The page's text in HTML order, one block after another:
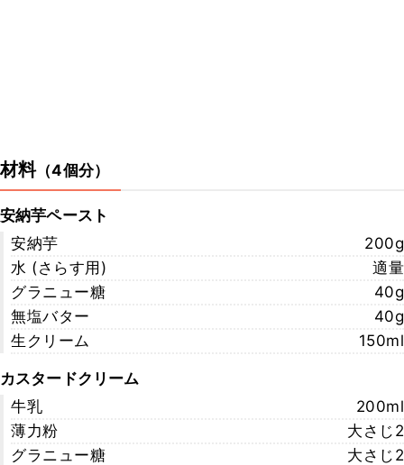
材料（4個分）
安納芋ペースト
安納芋
200g
水 (さらす用)
適量
グラニュー糖
40g
無塩バター
40g
生クリーム
150ml
カスタードクリーム
牛乳
200ml
薄力粉
大さじ2
グラニュー糖
大さじ2